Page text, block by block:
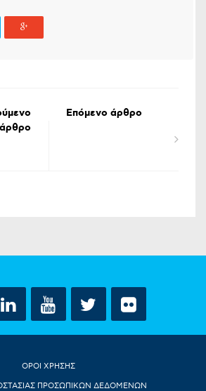
άρθρο
Επόμενο άρθρο
ΟΡΟΙ ΧΡΗΣΗΣ
ΠΡΟΣΩΠΙΚΩΝ ΔΕΔΟΜΕΝΩΝ